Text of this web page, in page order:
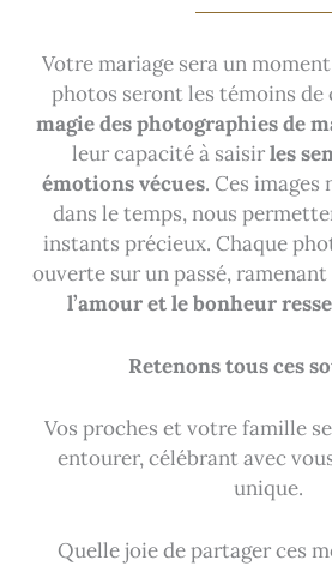
Votre mariage sera un
photos seront les témoins de
magie des photographies de
leur capacité à saisirles
émotions vécues. Ces
dans le temps, nous
instants précieux. Chaque
ouverte sur un passé,
l’amour et le bonheur
Retenons tous ces
Vos proches et votre famille
entourer, célébrant avec
unique.
Quelle joie de partager ces